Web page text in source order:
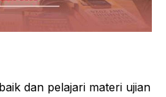
dan pelajari materi ujian